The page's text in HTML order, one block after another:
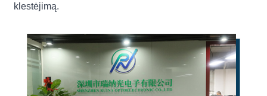
klestėjimą.